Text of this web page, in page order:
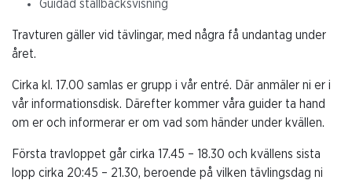
Guidad stallbacksvisning
Travturen gäller vid tävlingar, med några få undantag under
året.
Cirka kl. 17.00 samlas er grupp i vår entré. Där anmäler ni er i
vår informationsdisk. Därefter kommer våra guider ta hand
om er och informerar er om vad som händer under kvällen.
Första travloppet går cirka 17.45 – 18.30 och kvällens sista
lopp cirka 20:45 – 21.30, beroende på vilken tävlingsdag ni